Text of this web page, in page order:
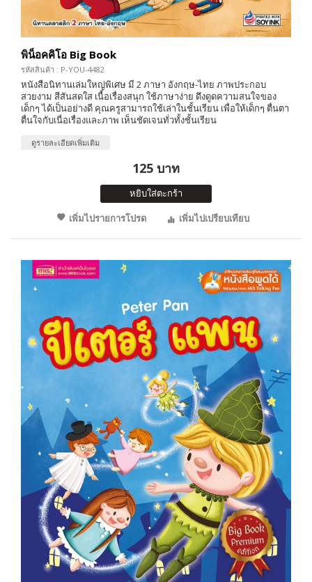
พิน็อคคิโอ Big Book
รหัสสินค้า : P-YOU-4482
หนังสือนิทานเล่มใหญ่พิเศษ มี 2 ภาษา อังกฤษ-ไทย ภาพประกอบ
สวยงาม สีสันสดใส เนื้อเรื่องสนุก ใช้ภาษาง่าย ดึงดูดความสนใจของ
เด็กๆ ได้เป็นอย่างดี คุณครูสามารถใช้เล่าในชั้นเรียน เพื่อให้เด็กๆ ตื่นตา
ตื่นใจกับเนื่อเรื่องและภาพ เห็นชัดเจนทั่วทั้งชั้นเรียน
ดูรายละเอียดเพิ่มเติม
125 บาท
หยิบใส่ตะกร้า
เพิ่มไปรายการโปรด
เพิ่มไปเปรียบเทียบ